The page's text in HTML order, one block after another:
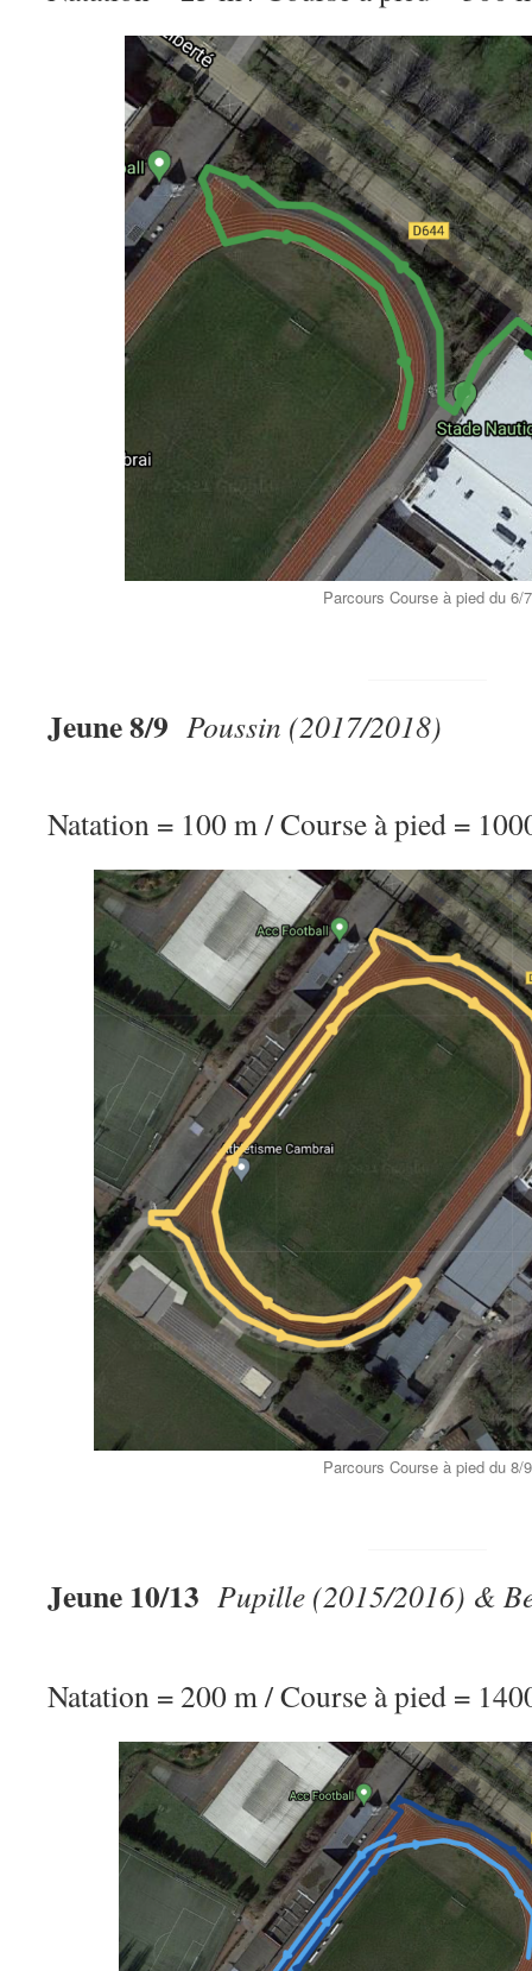
Parcours Course à pied du 6/7
Jeune 8/9 Poussin
Natation = 100 m / Course à pied =
Parcours Course à pied du 8/9
Jeune 10/13 Pupille (2015/2016) &
Natation = 200 m / Course à pied =